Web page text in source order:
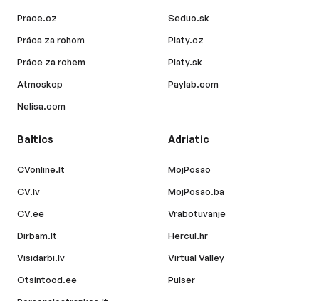
Prace.cz
Práca za rohom
Práce za rohem
Atmoskop
Nelisa.com
Seduo.sk
Platy.cz
Platy.sk
Paylab.com
Baltics
CVonline.lt
CV.lv
CV.ee
Dirbam.lt
Visidarbi.lv
Otsintood.ee
Adriatic
MojPosao
MojPosao.ba
Vrabotuvanje
Hercul.hr
Virtual Valley
Pulser